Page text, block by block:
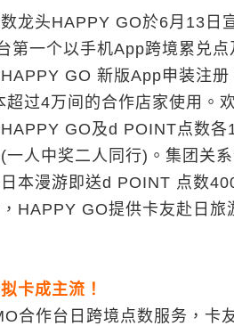
头HAPPY GO於6月13日
第一个以手机App跨境累兑点
GO 新版App申装注册
过4万间的合作店家使用。
GO及d POINT点数各
人中奖二人同行)。集团关
本漫游即送d POINT 点数
HAPPY GO提供卡友赴日旅
卡成主流！
作台日跨境点数服务，卡友